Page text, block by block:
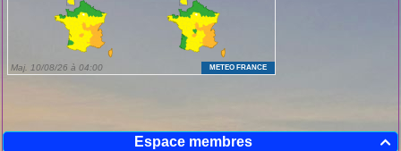

Espace membres